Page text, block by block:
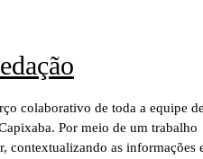
colaborativo de toda a equipe
Por meio de um trabalho
contextualizando as informações